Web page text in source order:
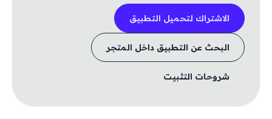
الاشتراك لتحميل التطبيق
البحث عن التطبيق داخل المتجر
شروحات التثبيت